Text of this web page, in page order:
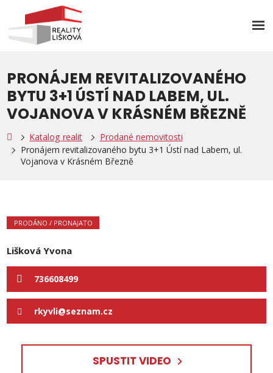
PRONÁJEM REVITALIZOVANÉHO
BYTU 3+1 ÚSTÍ NAD LABEM, UL.
VOJANOVA V KRÁSNÉM BŘEZNĚ
Katalog realit
Prodané nemovitosti
Pronájem revitalizovaného bytu 3+1 Ústí nad Labem, ul.
Vojanova v Krásném Březně
PRODÁNO / PRONAJATO
Lišková Yvona
736608499
rkyvli@seznam.cz
SPUSTIT VIDEO